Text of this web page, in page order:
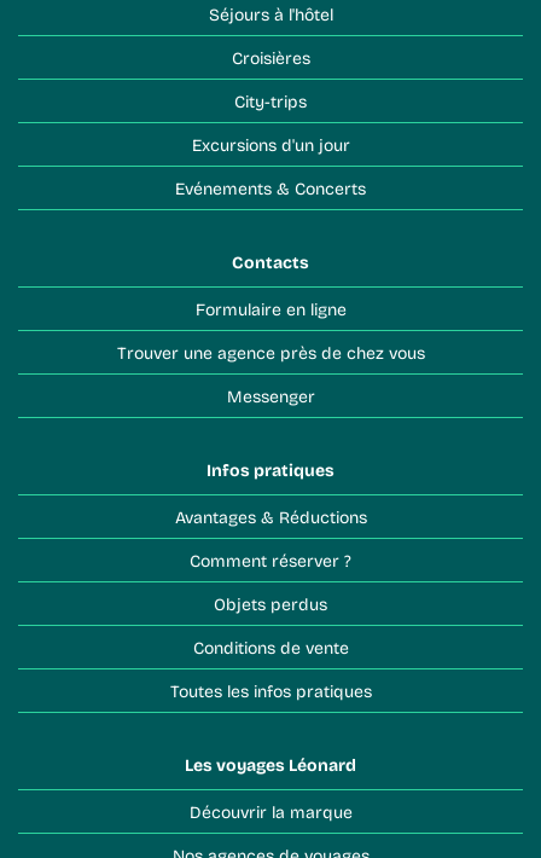
Séjours à l'hôtel
Croisières
City-trips
Excursions d'un jour
Evénements & Concerts
Contacts
Formulaire en ligne
Trouver une agence près de chez vous
Messenger
Infos pratiques
Avantages & Réductions
Comment réserver ?
Objets perdus
Conditions de vente
Toutes les infos pratiques
Les voyages Léonard
Découvrir la marque